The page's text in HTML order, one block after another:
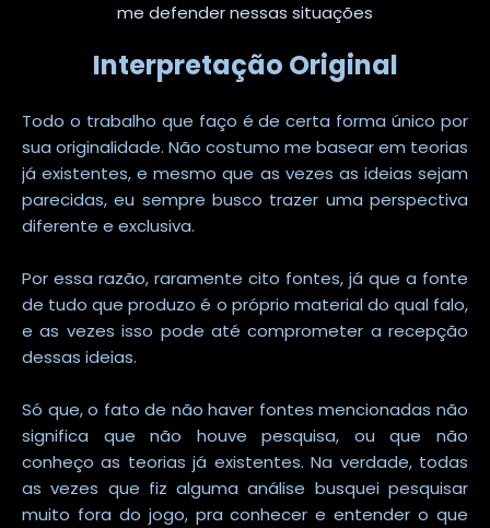
me defender nessas situações
Interpretação Original
Todo o trabalho que faço é de certa forma único por
sua originalidade. Não costumo me basear em teorias
já existentes, e mesmo que as vezes as ideias sejam
parecidas, eu sempre busco trazer uma perspectiva
diferente e exclusiva.
Por essa razão, raramente cito fontes, já que a fonte
de tudo que produzo é o próprio material do qual falo,
e as vezes isso pode até comprometer a recepção
dessas ideias.
Só que, o fato de não haver fontes mencionadas não
significa que não houve pesquisa, ou que não
conheço as teorias já existentes. Na verdade, todas
as vezes que fiz alguma análise busquei pesquisar
muito fora do jogo, pra conhecer e entender o que